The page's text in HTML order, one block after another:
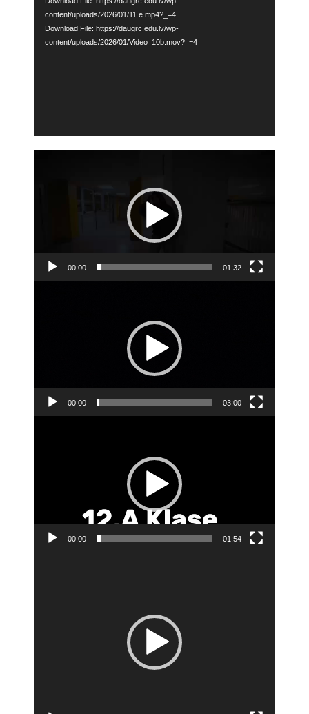
content/uploads/2026/01/11.e.mp4?_=4
Download File: https://daugrc.edu.lv/wp-
content/uploads/2026/01/Video_10b.mov?_=4
00:00 01:32
00:00 03:00
00:00 01:54